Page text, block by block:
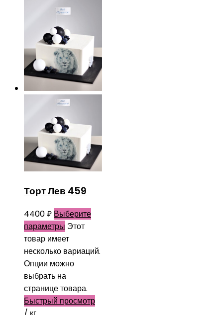
Торт Лев 459
4400₽ Выберите
параметры Этот
товар имеет
несколько вариаций.
Опции можно
выбрать на
странице товара.
Быстрый просмотр